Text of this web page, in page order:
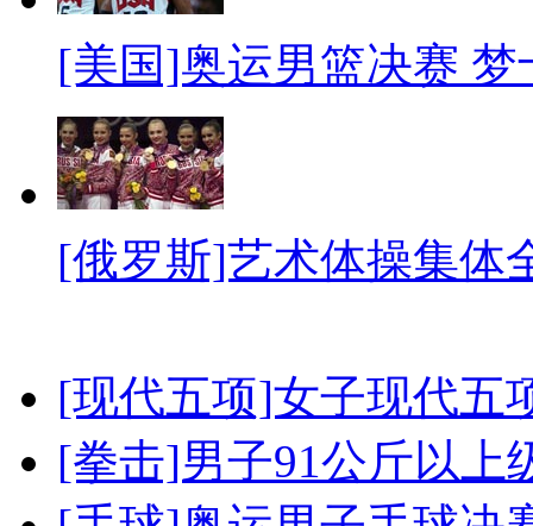
[美国]奥运男篮决赛
[俄罗斯]艺术体操集体
[现代五项]女子现代五
[拳击]男子91公斤以上